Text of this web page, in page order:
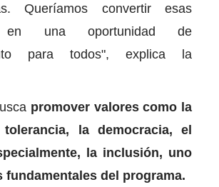
Queríamos convertir esas
en una oportunidad de
para todos", explica la
promover valores como la
la democracia, el
la inclusión, uno
fundamentales del programa.